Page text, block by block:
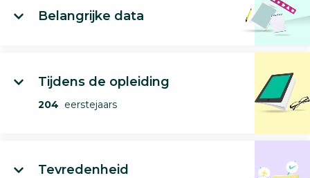
Belangrijke data
Tijdens de opleiding
204 eerstejaars
Tevredenheid